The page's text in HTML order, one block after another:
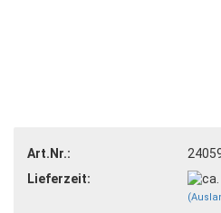
Art.Nr.:
Lieferzeit: